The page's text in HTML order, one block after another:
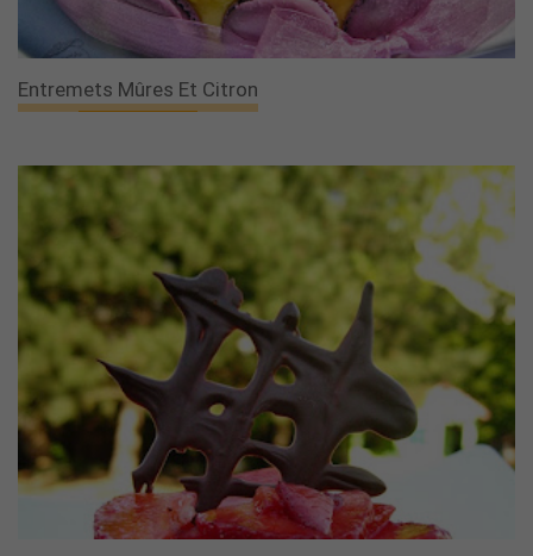
Entremets Mûres Et Citron